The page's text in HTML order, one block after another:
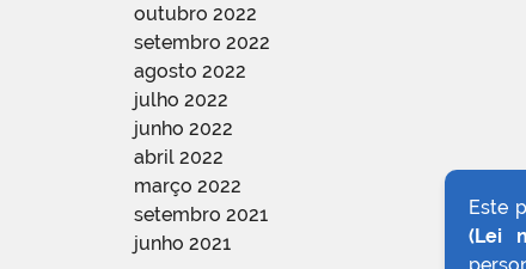
Este
(Lei
outubro 2022
setembro 2022
agosto 2022
julho 2022
junho 2022
abril 2022
março 2022
setembro 2021
junho 2021